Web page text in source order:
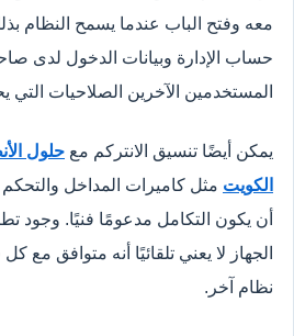
معه وفتح الباب عندما يسمح النظام
حساب الإدارة وبيانات الدخول لدى
المستخدمين الآخرين الصلاحيات التي
يمكن أيضًا تنسيق الانتركم مع حلول
الكويت مثل كاميرات المداخل
أن يكون التكامل مدعومًا فنيًا. وجود
الجهاز لا يعني تلقائيًا أنه متوافق مع
نظام آخر.